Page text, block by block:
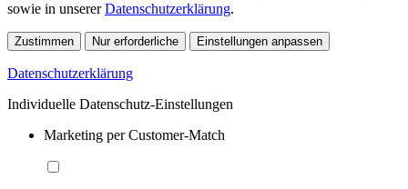
sowie in unsererDatenschutzerklärung.
Zustimmen Nur erforderliche Einstellungen anpassen
Datenschutzerklärung
Individuelle Datenschutz-Einstellungen
Marketing per Customer-Match